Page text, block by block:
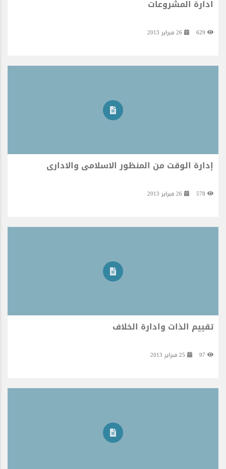
ادارة المشروعات
إدارة الوقت من المنظور الاسلامى والادارى
تقييم الذات وادارة الخلاف